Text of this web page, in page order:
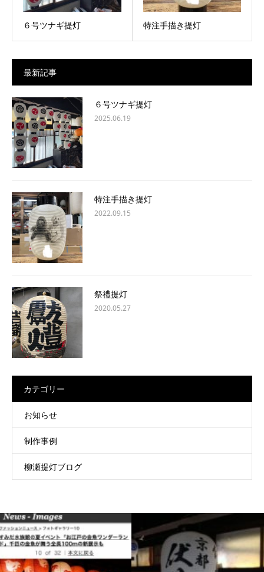
６号ツナギ提灯 特注手描き提灯
最新記事
６号ツナギ提灯
2025.06.19
特注手描き提灯
2022.09.15
祭禮提灯
2020.05.27
カテゴリー
お知らせ
制作事例
柳瀬提灯ブログ